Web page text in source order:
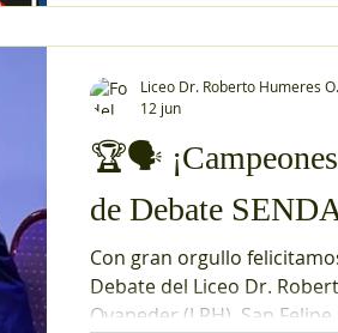
el desarrollo personal y la
educación superior. A
Aprendizaje Basado en
los estudiantes
metas, intereses y
🏆🗣️
de Debate
Con gran orgullo
Debate del Liceo Dr.
Oyaneder (LRH), San
Liceo Dr. Roberto Humeres O.
12 jun